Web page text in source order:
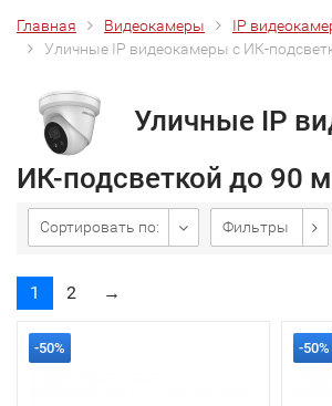
Главная Видеокамеры IP
Уличные IP видеокамеры с ИК-
Уличные IP
ИК-подсветкой до 90 м
Сортировать по: Фильтры
1 2 →
-50% -50%